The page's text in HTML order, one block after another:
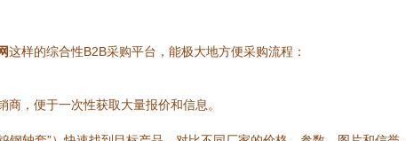
这样的综合性B2B采购平台，能极大地方便采购流程：
商，便于一次性获取大量报价和信息。